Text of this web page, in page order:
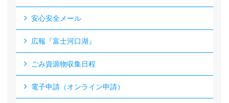
安心安全メール
広報『富士河口湖』
ごみ資源物収集日程
電子申請（オンライン申請）